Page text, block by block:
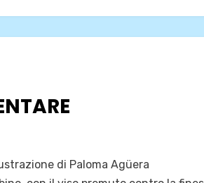
di Paloma Agüera